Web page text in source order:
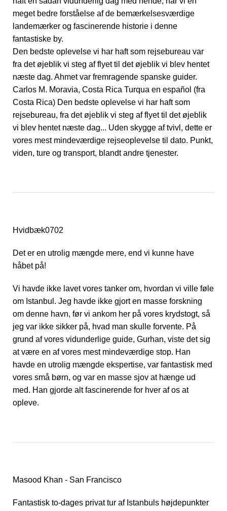
meget bedre forståelse af de bemærkelsesværdige
landemærker og fascinerende historie i denne
fantastiske by.
Den bedste oplevelse vi har haft som rejsebureau var
fra det øjeblik vi steg af flyet til det øjeblik vi blev hentet
næste dag. Ahmet var fremragende spanske guider.
Carlos M. Moravia, Costa Rica Turqua en español (fra
Costa Rica) Den bedste oplevelse vi har haft som
rejsebureau, fra det øjeblik vi steg af flyet til det øjeblik
vi blev hentet næste dag... Uden skygge af tvivl, dette er
vores mest mindeværdige rejseoplevelse til dato. Punkt,
viden, ture og transport, blandt andre tjenester.
Hvidbæk0702
Det er en utrolig mængde mere, end vi kunne have
håbet på!
Vi havde ikke lavet vores tanker om, hvordan vi ville føle
om Istanbul. Jeg havde ikke gjort en masse forskning
om denne havn, før vi ankom her på vores krydstogt, så
jeg var ikke sikker på, hvad man skulle forvente. På
grund af vores vidunderlige guide, Gurhan, viste det sig
at være en af vores mest mindeværdige stop. Han
havde en utrolig mængde ekspertise, var fantastisk med
vores små børn, og var en masse sjov at hænge ud
med. Han gjorde alt fascinerende for hver af os at
opleve.
Masood Khan - San Francisco
Fantastisk to-dages privat tur af Istanbuls højdepunkter